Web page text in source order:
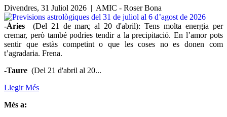
Divendres, 31 Juliol 2026 | AMIC - Roser Bona
-Àries
(Del 21 de març al 20 d'abril): Tens molta energia per
cremar, però també podries tendir a la precipitació. En l’amor pots
sentir que estàs competint o que les coses no es donen com
t’agradaria. Frena.
-Taure (Del 21 d'abril al 20...
Llegir Més
Més a: